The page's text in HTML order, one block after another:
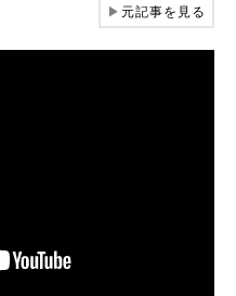
▶元記事を見る